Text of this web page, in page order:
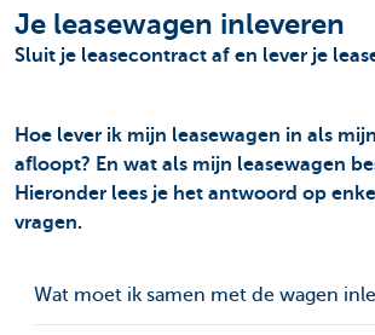
Je leasewagen inleveren
Sluit je leasecontract af en lever je
Hoe lever ik mijn leasewagen in als
afloopt? En wat als mijn leasewagen
Hieronder lees je het antwoord op
vragen.
Wat moet ik samen met de wagen